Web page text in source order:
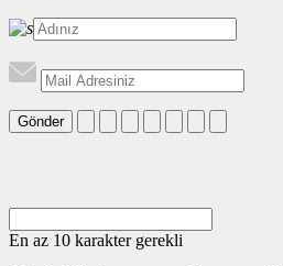
Gönder
En az 10 karakter gerekli